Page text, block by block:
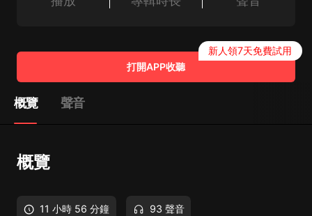
打開APP收聽
新人領7天免費試用
概覽 聲音
概覽
11 小時 56 分鐘 93 聲音